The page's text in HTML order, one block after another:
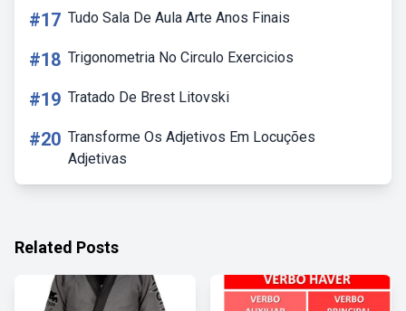
#17 Tudo Sala De Aula Arte Anos Finais
#18 Trigonometria No Circulo Exercicios
#19 Tratado De Brest Litovski
#20 Transforme Os Adjetivos Em Locuções
Adjetivas
Related Posts